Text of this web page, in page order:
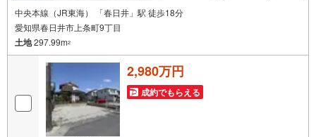
中央本線（JR東海） 「春日井」駅 徒歩18分
愛知県春日井市上条町9丁目
土地297.99m2
2,980万円
成約でもらえる